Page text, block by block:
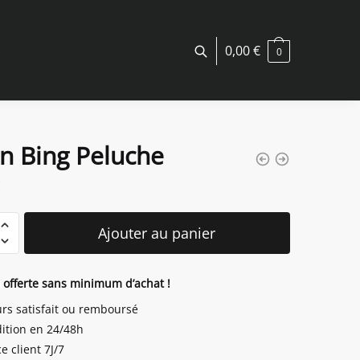
0,00€ 0
Bing Peluche
Ajouter au panier
offerte sans minimum d’achat !
satisfait ou remboursé
en 24/48h
client 7J/7